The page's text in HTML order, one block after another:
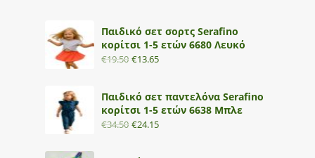
Παιδικό σετ σορτς Serafino
κορίτσι 1-5 ετών 6680 Λευκό
€19.50 €13.65
Παιδικό σετ παντελόνα Serafino
κορίτσι 1-5 ετών 6638 Μπλε
€34.50 €24.15